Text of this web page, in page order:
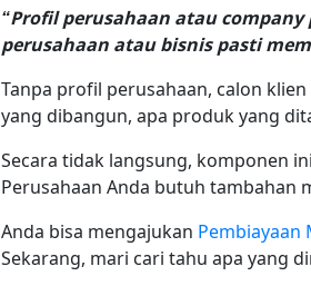
“Profil perusahaan atau
perusahaan atau bisnis pasti
Tanpa profil perusahaan, calon
yang dibangun, apa produk yang
Secara tidak langsung, komponen
Perusahaan Anda butuh tambahan
Anda bisa mengajukan Pembiayaan
Sekarang, mari cari tahu apa yang